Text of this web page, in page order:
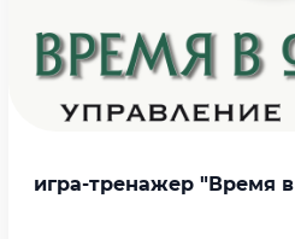
игра-тренажер "Время